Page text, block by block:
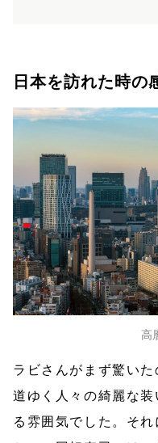
日本を訪れた時の
高
ラビさんがまず驚いた
道ゆく人々の綺麗な装
る雰囲気でした。そ